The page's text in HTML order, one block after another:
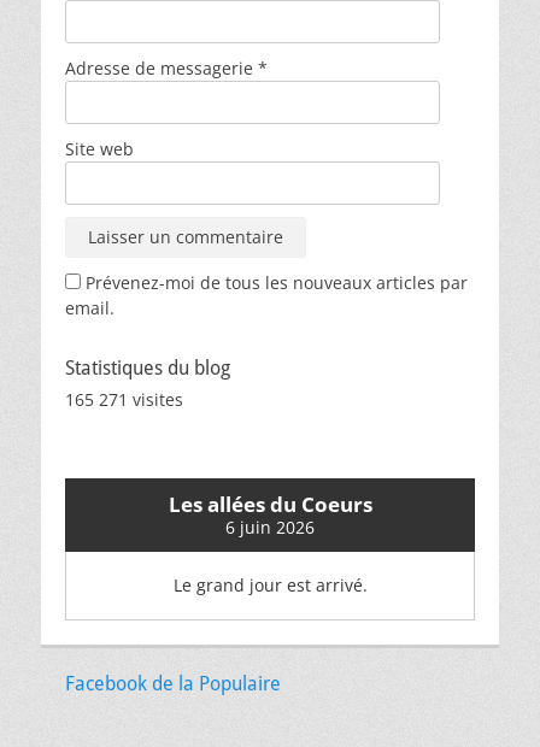
Adresse de messagerie *
Site web
Prévenez-moi de tous les nouveaux articles par
email.
Statistiques du blog
165 271 visites
Les allées du Coeurs
6 juin 2026
Le grand jour est arrivé.
Facebook de la Populaire